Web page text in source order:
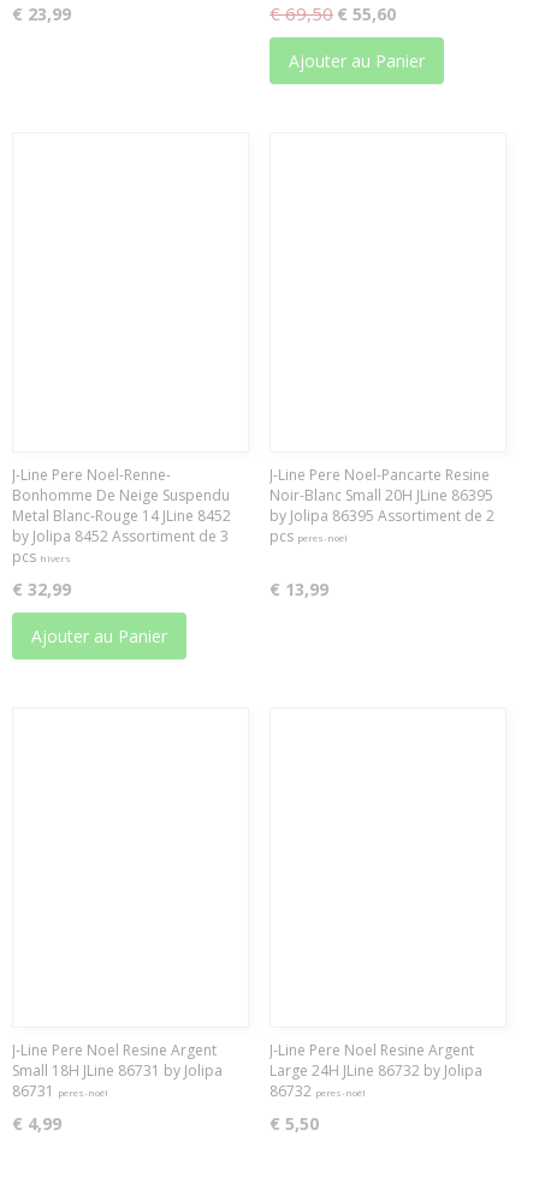
€ 23,99 € 69,50 € 55,60
Ajouter au Panier
J-Line Pere Noel-Renne-
Bonhomme De Neige Suspendu
Metal Blanc-Rouge 14 JLine 8452
by Jolipa 8452 Assortiment de 3
pcs hivers
€ 32,99
Ajouter au Panier
J-Line Pere Noel-Pancarte Resine
Noir-Blanc Small 20H JLine 86395
by Jolipa 86395 Assortiment de 2
pcs peres-noël
€ 13,99
J-Line Pere Noel Resine Argent
Small 18H JLine 86731 by Jolipa
86731
peres-noël
€ 4,99
J-Line Pere Noel Resine Argent
Large 24H JLine 86732 by Jolipa
86732 peres-noël
€ 5,50